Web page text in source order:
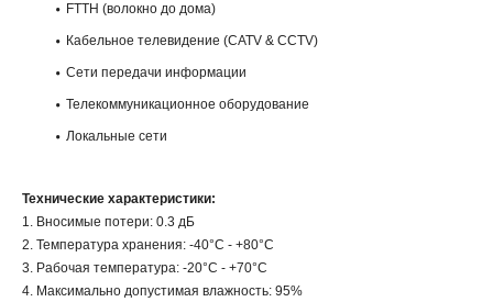
FTTH (волокно до дома)
Кабельное телевидение (CATV & CCTV)
Сети передачи информации
Телекоммуникационное оборудование
Локальные сети
Технические характеристики:
1. Вносимые потери: 0.3 дБ
2. Температура хранения: -40°C - +80°C
3. Рабочая температура: -20°C - +70°C
4. Максимально допустимая влажность: 95%